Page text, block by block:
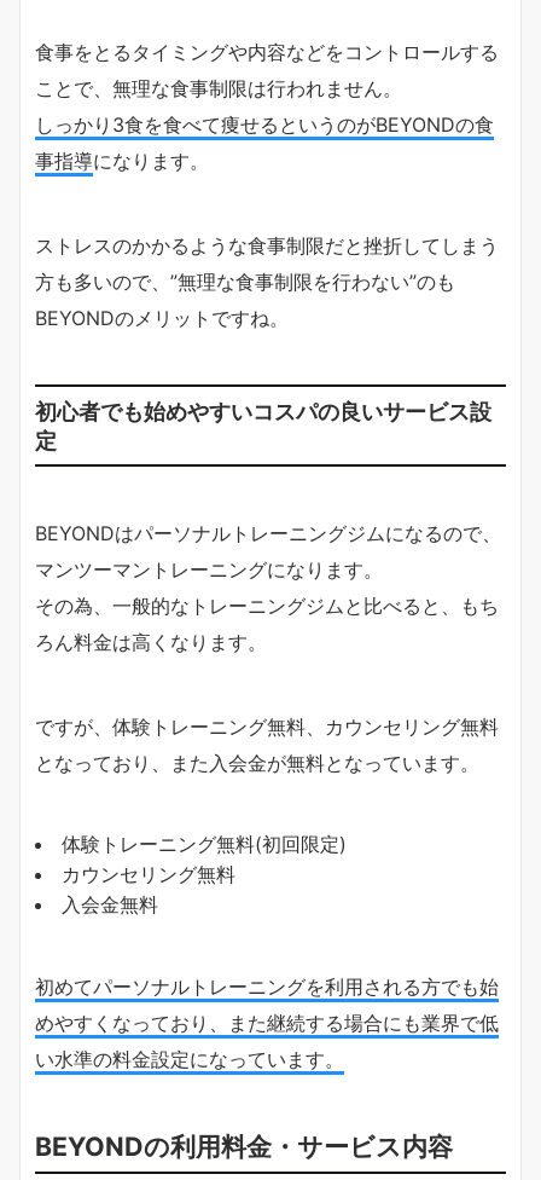
食事をとるタイミングや内容などをコントロールする
ことで、無理な食事制限は行われません。
しっかり3食を食べて痩せるというのがBEYONDの食
事指導になります。
ストレスのかかるような食事制限だと挫折してしまう
方も多いので、”無理な食事制限を行わない”のも
BEYONDのメリットですね。
初心者でも始めやすいコスパの良いサービス設
定
BEYONDはパーソナルトレーニングジムになるので、
マンツーマントレーニングになります。
その為、一般的なトレーニングジムと比べると、もち
ろん料金は高くなります。
ですが、体験トレーニング無料、カウンセリング無料
となっており、また入会金が無料となっています。
体験トレーニング無料(初回限定)
カウンセリング無料
入会金無料
初めてパーソナルトレーニングを利用される方でも始
めやすくなっており、また継続する場合にも業界で低
い水準の料金設定になっています。
BEYONDの利用料金・サービス内容